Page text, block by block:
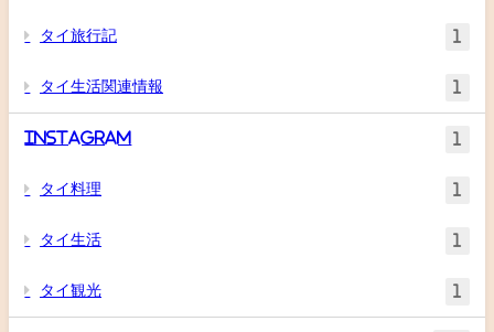
タイ旅行記
タイ生活関連情報
Instagram
タイ料理
タイ生活
タイ観光